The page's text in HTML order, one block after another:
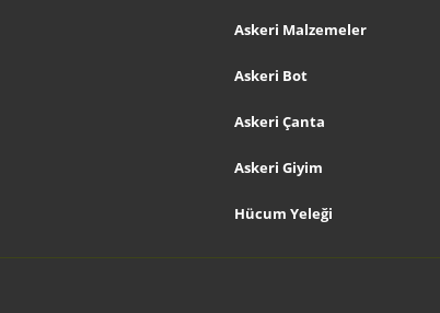
Askeri Malzemeler
Askeri Bot
Askeri Çanta
Askeri Giyim
Hücum Yeleği